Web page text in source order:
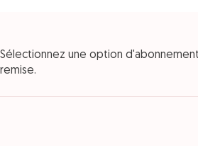
Sélectionnez une option
remise.